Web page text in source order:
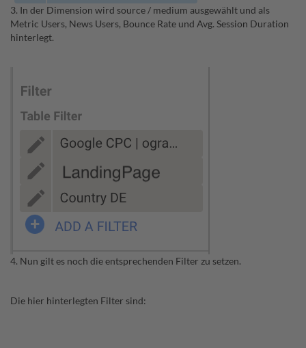
3. In der Dimension wird source / medium ausgewählt und als
Metric Users, News Users, Bounce Rate und Avg. Session Duration
hinterlegt.
4. Nun gilt es noch die entsprechenden Filter zu setzen.
Die hier hinterlegten Filter sind: